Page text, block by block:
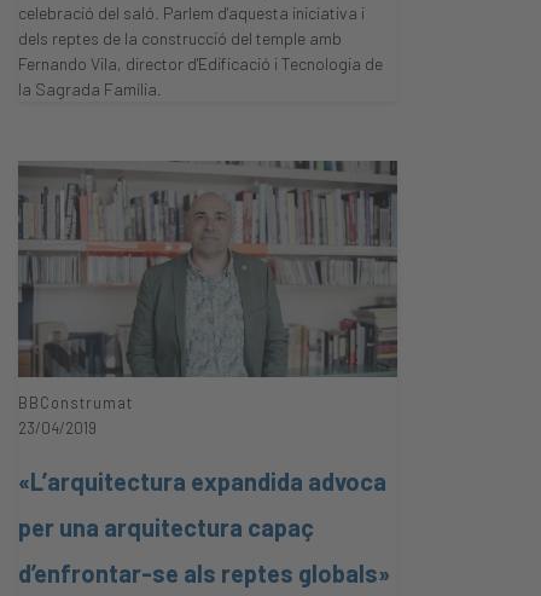
celebració del saló. Parlem d'aquesta iniciativa i
dels reptes de la construcció del temple amb
Fernando Vila, director d'Edificació i Tecnologia de
la Sagrada Família.
BBConstrumat
23/04/2019
«L’arquitectura expandida advoca
per una arquitectura capaç
d’enfrontar-se als reptes globals»